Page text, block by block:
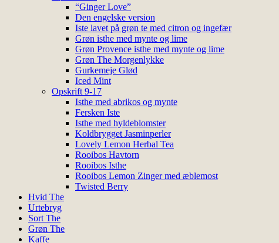
“Ginger Love”
Den engelske version
Iste lavet på grøn te med citron og ingefær
Grøn isthe med mynte og lime
Grøn Provence isthe med mynte og lime
Grøn The Morgenlykke
Gurkemeje Glød
Iced Mint
Opskrift 9-17
Isthe med abrikos og mynte
Fersken Iste
Isthe med hyldeblomster
Koldbrygget Jasminperler
Lovely Lemon Herbal Tea
Rooibos Havtorn
Rooibos Isthe
Rooibos Lemon Zinger med æblemost
Twisted Berry
Hvid The
Urtebryg
Sort The
Grøn The
Kaffe